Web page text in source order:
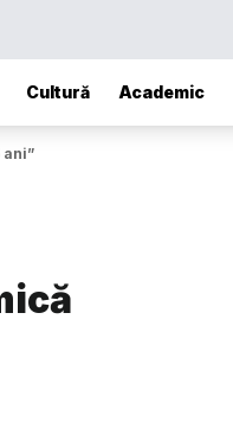
Cultură Academic